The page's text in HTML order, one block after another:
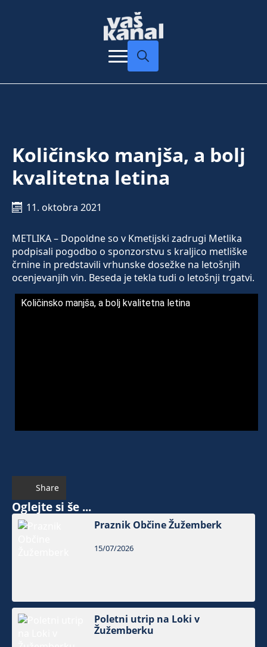
Količinsko manjša, a bolj
kvalitetna letina
11. oktobra 2021
METLIKA – Dopoldne so v Kmetijski zadrugi Metlika
podpisali pogodbo o sponzorstvu s kraljico metliške
črnine in predstavili vrhunske dosežke na letošnjih
ocenjevanjih vin. Beseda je tekla tudi o letošnji trgatvi.
Količinsko manjša, a bolj kvalitetna letina
Share
Oglejte si še ...
Praznik Občine Žužemberk
15/07/2026
Poletni utrip na Loki v
Žužemberku